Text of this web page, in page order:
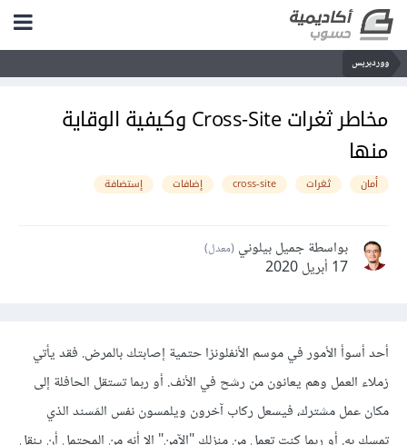
ووردبريس
مخاطر ثغرات Cross-Site وكيفية الوقاية
منها
أمان ثغرات cross-site إضافات إستضافة
بواسطة جميل بيلوني (معدل)
17 أبريل 2020
أحد أسوأ الأمور في موسم الأنفلونزا حتمية إصابتك بالمرض. فقد يأتي
زملاء العمل وهم يعانون من رشح في الأنف. أو ربما تستقل الحافلة إلى
مكان عمل مشترك، فيسعل ركاب آخرون ويلمسون نفس المَسند الذي